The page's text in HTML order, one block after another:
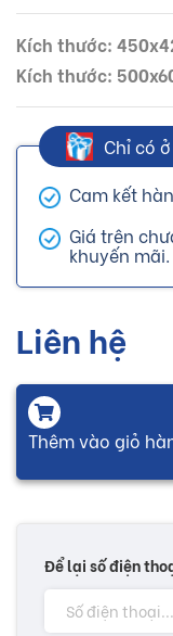
Kích thước:
Kích thước:
Chỉ có
Cam kết
Giá trên
khuyến mãi.
Liên hệ
Thêm vào giỏ
Để lại số điện